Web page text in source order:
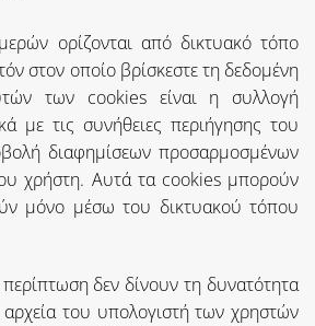
ορίζονται από δικτυακό τόπο
στον οποίο βρίσκεστε τη δεδομένη
των cookies είναι η συλλογή
με τις συνήθειες περιήγησης του
διαφημίσεων προσαρμοσμένων
χρήστη. Αυτά τα cookies μπορούν
μόνο μέσω του δικτυακού τόπου
δεν δίνουν τη δυνατότητα
του υπολογιστή των χρηστών